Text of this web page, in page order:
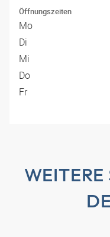
Öffnungszeiten
Mo
Di
Mi
Do
Fr